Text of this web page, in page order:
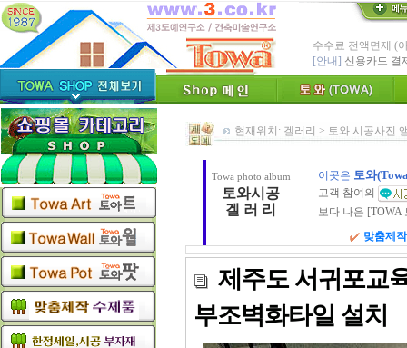
수수료 전액면제 (
[안내] 신용카드 결
* Since : 1987 ~ 신
- 특허,의장,상표권
[브랜드 명]"토와"(
인테리어타일, 기
[알림] 숨쉬는 조습
* TOWA 가상시공
- 토와 배치 디자
* TOWA 회원가입
-토와, 첫구매시 배
현재위치: 겔러리 > 토와 시공사진
Towa photo album
토와시공
겔 러 리
이곳은 토와
고객 참여의
보다 나은 [TOWA
맞춤제작
제주도 서귀포교
부조벽화타일 설치